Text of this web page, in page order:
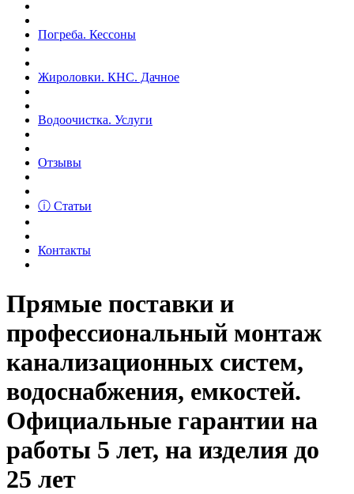
Погреба. Кессоны
Жироловки. КНС. Дачное
Водоочистка. Услуги
Отзывы
ⓘ Статьи
Контакты
Прямые поставки и
профессиональный монтаж
канализационных систем,
водоснабжения, емкостей.
Официальные гарантии на
работы 5 лет, на изделия до
25 лет